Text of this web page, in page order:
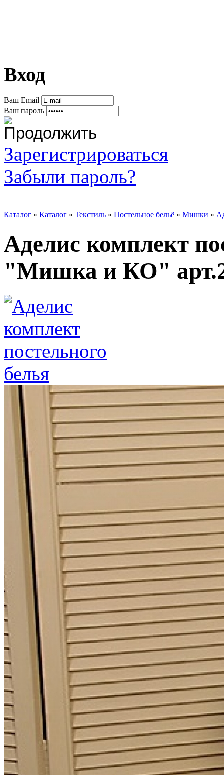
Вход
Ваш Email
Ваш пароль
Зарегистрироваться
Забыли пароль?
Каталог » Каталог » Текстиль » Постельное бельё » Мишки »
Аделис комплект
"Мишка и КО"